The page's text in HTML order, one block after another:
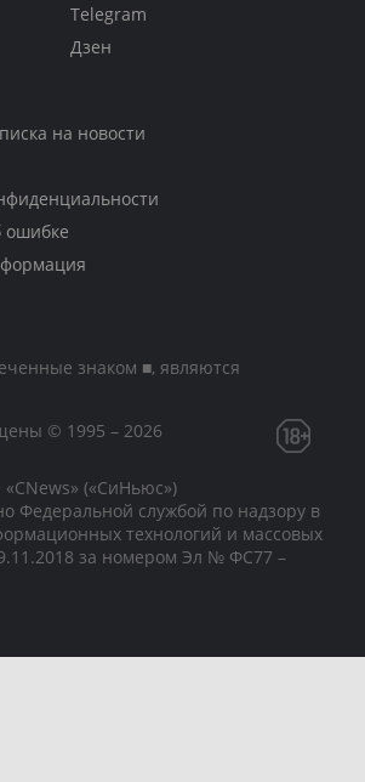
Telegram
Дзен
на новости
ошибке
знаком ■, являются
© 1995 – 2026
(«СиНьюс»)
Федеральной службой по надзору в
технологий и массовых
за номером Эл № ФС77 –